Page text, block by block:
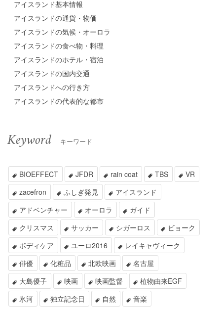
アイスランド基本情報
アイスランドの通貨・物価
アイスランドの気候・オーロラ
アイスランドの食べ物・料理
アイスランドのホテル・宿泊
アイスランドの国内交通
アイスランドへの行き方
アイスランドの代表的な都市
Keyword キーワード
BIOEFFECT JFDR rain coat TBS
VR
zacefron
ふしぎ発見
アイスランド
アドベンチャー
オーロラ
ガイド
クリスマス
サッカー シガーロス
ビョーク
ボディケア
ユーロ2016
レイキャヴィーク
俳優
化粧品 北欧映画
名古屋
大島優子
映画 映画監督
植物由来EGF
氷河
独立記念日 自然 音楽